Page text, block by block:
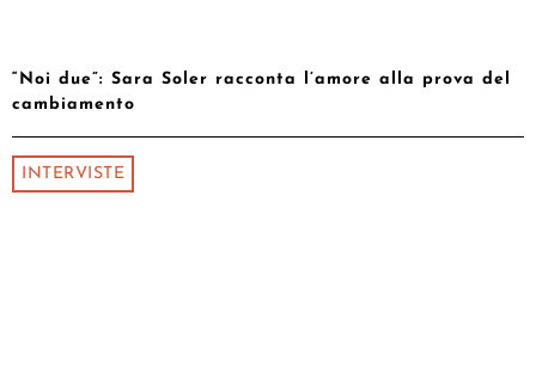
“Noi due”: Sara Soler racconta l’amore alla prova del
cambiamento
INTERVISTE